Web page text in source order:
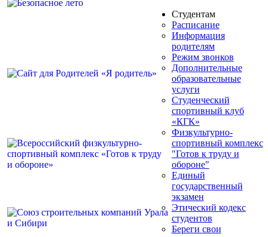
Студентам
Расписание
Информация
родителям
Режим звонков
Дополнительные
образовательные
услуги
Студенческий
спортивный клуб
«КГК»
Физкультурно-
спортивный комплекс
"Готов к труду и
обороне"
Единый
государственный
экзамен
Этический кодекс
студентов
Береги свои